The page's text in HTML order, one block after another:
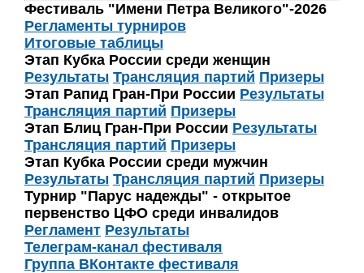
Фестиваль "Имени Петра Великого"-2026
Регламенты турниров
Итоговые таблицы
Этап Кубка России среди женщин
Результаты Трансляция партий Призеры
Этап Рапид Гран-При России Результаты
Трансляция партий Призеры
Этап Блиц Гран-При России Результаты
Трансляция партий Призеры
Этап Кубка России среди мужчин
Результаты Трансляция партий Призеры
Турнир "Парус надежды" - открытое
первенство ЦФО среди инвалидов
Регламент Результаты
Телеграм-канал фестиваля
Группа ВКонтакте фестиваля